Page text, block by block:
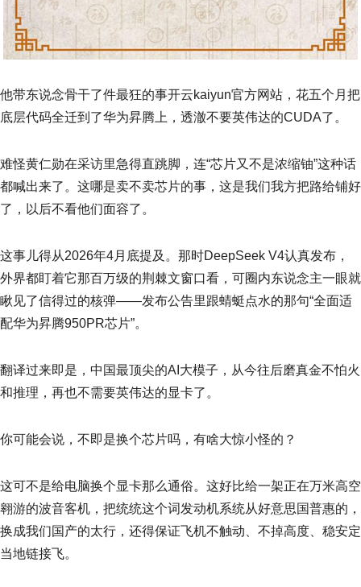
他带东说念骨干了件最狂的事开云kaiyun官方网站，花五个月把
底层代码全迁到了华为昇腾上，透澈不要英伟达的CUDA了。
难怪黄仁勋在采访里急得直跳脚，连“芯片又不是浓缩铀”这种话
都喊出来了。这哪是卖不卖芯片的事，这是我们我方把路给铺好
了，以后不看他们面容了。
这事儿得从2026年4月底提及。那时DeepSeek V4认真发布，
外界都盯着它那百万级的荆棘文窗口看，可圈内东说念主一眼就
瞅见了信得过的核弹——发布公告里跟蜻蜓点水的那句“全面适
配华为昇腾950PR芯片”。
翻译过来即是，中国最顶尖的AI大模子，从今往后磨真金不怕火
和推理，再也不需要英伟达的显卡了。
你可能会说，不即是换个芯片吗，有啥大惊小怪的？
这可不是给电脑换个显卡那么通俗。这好比给一架正在万米高空
翱游的波音客机，把统统这个词发动机系统从好意思国普惠的，
换成我们国产的太行，还得保证飞机不触动、不掉高度、稳安定
当地链接飞。